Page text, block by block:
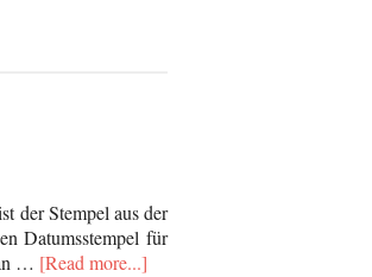
der Stempel aus der
Datumsstempel für
… [Read more...]